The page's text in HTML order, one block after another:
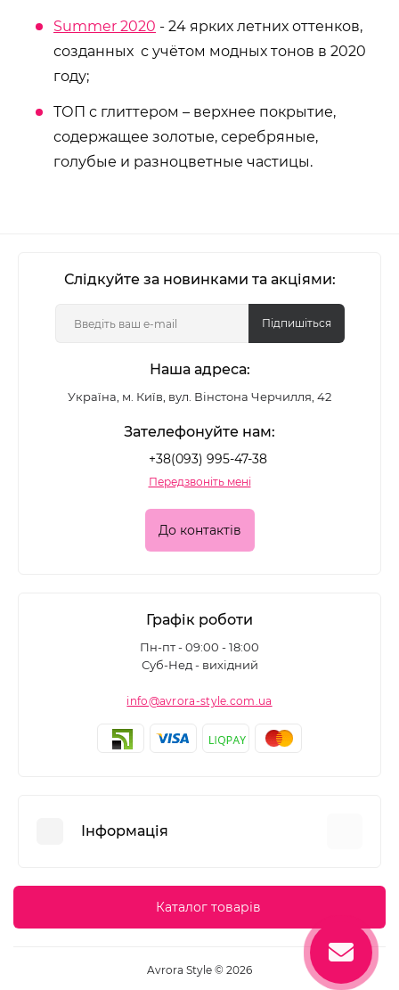
Summer 2020 - 24 ярких летних оттенков,
созданных с учётом модных тонов в 2020
году;
ТОП с глиттером – верхнее покрытие,
содержащее золотые, серебряные,
голубые и разноцветные частицы.
Слідкуйте за новинками та акціями:
Підпишіться
Наша адреса:
Україна, м. Київ, вул. Вінстона Черчилля, 42
Зателефонуйте нам:
+38(093) 995-47-38
Передзвоніть мені
До контактів
Графік роботи
Пн-пт - 09:00 - 18:00
Суб-Нед - вихідний
info@avrora-style.com.ua
Інформація
Угода користувача
Повернення товару
Каталог товарів
Avrora Style © 2026